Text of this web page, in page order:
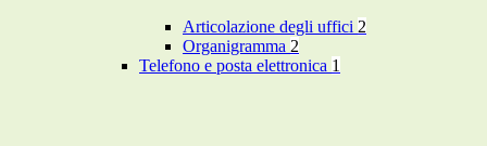
Articolazione degli uffici 2
Organigramma 2
Telefono e posta elettronica 1